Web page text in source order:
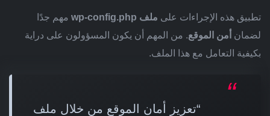
تطبيق هذه الإجراءات على ملف wp-config.php
مهم جدًا
لضمان أمن الموقع. من المهم أن يكون المسؤولون على دراية
بكيفية التعامل مع هذا الملف.
“تعزيز أمان الموقع من خلال ملف